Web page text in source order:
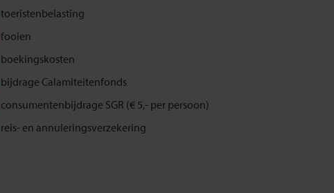
toeristenbelasting
fooien
boekingskosten
bijdrage Calamiteitenfonds
consumentenbijdrage SGR (€ 5,- per persoon)
reis- en annuleringsverzekering